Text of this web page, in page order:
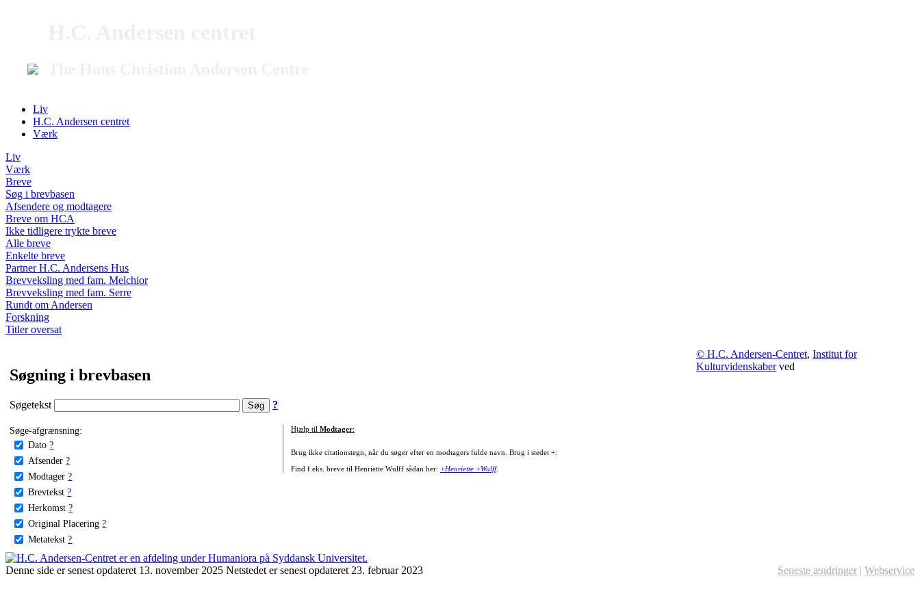
Liv
H.C. Andersen centret
Værk
Liv
Værk
Breve
Søg i brevbasen
Afsendere og modtagere
Breve om HCA
Ikke tidligere trykte breve
Alle breve
Enkelte breve
Partner H.C. Andersens Hus
Brevveksling med fam. Melchior
Brevveksling med fam. Serre
Rundt om Andersen
Forskning
Titler oversat
Søgning i brevbasen
Søgetekst ?
Søge-afgrænsning:
Dato ?
Afsender ?
Modtager ?
Brevtekst ?
Herkomst ?
Original Placering ?
Metatekst ?
Hjælp til Modtager:
Brug ikke citationstegn, når du søger efter en modtagers fulde navn. Brug i stedet +:
Find f.eks. breve til Henriette Wulff sådan her: +Henriette +Wulff.
© H.C. Andersen-Centret, Institut for
Kulturvidenskaberved
Denne side er senest opdateret 13. november 2025 Netstedet er senest opdateret 23. februar 2023 Seneste ændringer | Webservice